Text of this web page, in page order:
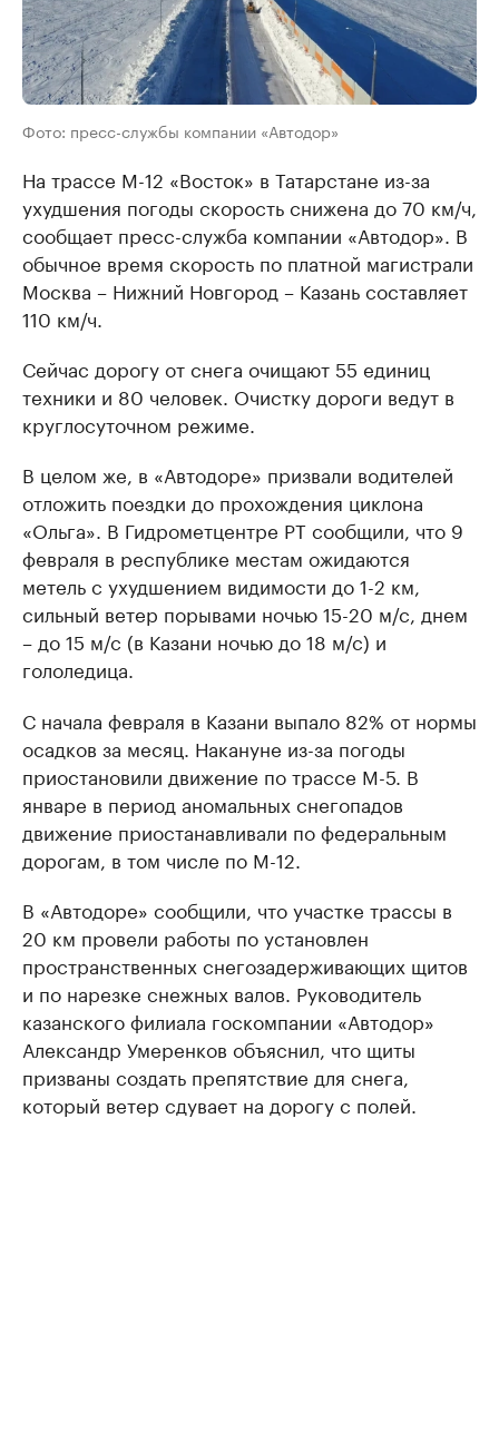
Фото: пресс-службы компании «Автодор»
На трассе М-12 «Восток» в Татарстане из-за
ухудшения погоды скорость снижена до 70 км/ч,
сообщает пресс-служба компании «Автодор». В
обычное время скорость по платной магистрали
Москва – Нижний Новгород – Казань составляет
110 км/ч.
Сейчас дорогу от снега очищают 55 единиц
техники и 80 человек. Очистку дороги ведут в
круглосуточном режиме.
В целом же, в «Автодоре» призвали водителей
отложить поездки до прохождения циклона
«Ольга». В Гидрометцентре РТ сообщили, что 9
февраля в республике местам ожидаются
метель с ухудшением видимости до 1-2 км,
сильный ветер порывами ночью 15-20 м/с, днем
– до 15 м/с (в Казани ночью до 18 м/с) и
гололедица.
С начала февраля в Казани выпало 82% от нормы
осадков за месяц. Накануне из-за погоды
приостановили движение по трассе М-5. В
январе в период аномальных снегопадов
движение приостанавливали по федеральным
дорогам, в том числе по М-12.
В «Автодоре» сообщили, что участке трассы в
20 км провели работы по установлен
пространственных снегозадерживающих щитов
и по нарезке снежных валов. Руководитель
казанского филиала госкомпании «Автодор»
Александр Умеренков объяснил, что щиты
призваны создать препятствие для снега,
который ветер сдувает на дорогу с полей.